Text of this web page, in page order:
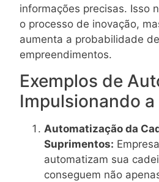
informações precisas. Isso
o processo de inovação,
aumenta a probabilidade
empreendimentos.
Exemplos de
Impulsionando
Automatização da
Suprimentos:
automatizam sua
conseguem não